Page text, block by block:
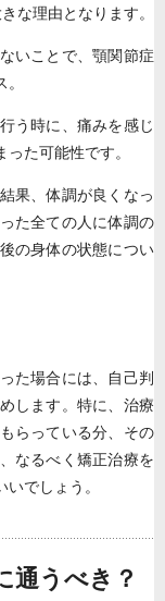
な理由となります。
いことで、顎関節症
う時に、痛みを感じ
た可能性です。
果、体調が良くなっ
た全ての人に体調の
の身体の状態につい
た場合には、自己判
します。特に、治療
らっている分、その
なるべく矯正治療を
でしょう。
通うべき？